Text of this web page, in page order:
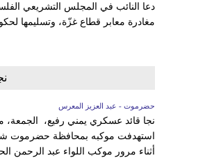
دعا النائب في المجلس التشريعي
مغادرة معابر قطاع غزّة، وتسليمها
حضرموت - عبد العزيز المعرس
نجا قائد عسكري يمني رفيع، الجمعة،
استهدفت موكبه بمحافظة حضرموت
أثناء مرور موكب اللواء عبد الرحمن